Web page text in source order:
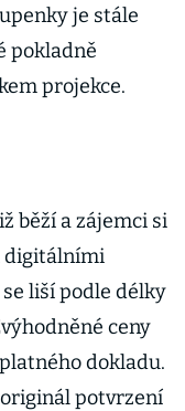
je stále
pokladně
projekce.
běží a zájemci si
digitálními
liší podle délky
ceny
dokladu.
potvrzení